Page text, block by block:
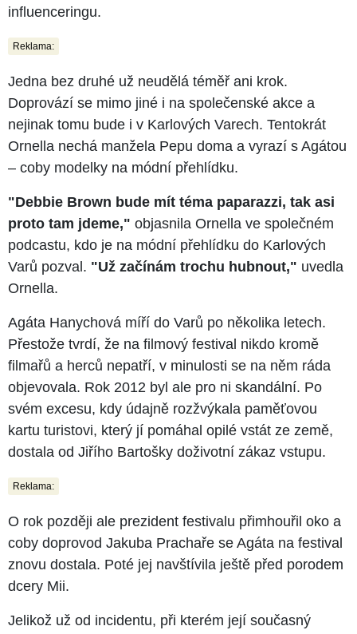
influenceringu.
Reklama:
Jedna bez druhé už neudělá téměř ani krok.
Doprovází se mimo jiné i na společenské akce a
nejinak tomu bude i v Karlových Varech. Tentokrát
Ornella nechá manžela Pepu doma a vyrazí s Agátou
–⁠⁠⁠⁠⁠⁠ coby modelky na módní přehlídku.
"Debbie Brown bude mít téma paparazzi, tak asi
proto tam jdeme," objasnila Ornella ve společném
podcastu, kdo je na módní přehlídku do Karlových
Varů pozval. "Už začínám trochu hubnout," uvedla
Ornella.
Agáta Hanychová míří do Varů po několika letech.
Přestože tvrdí, že na filmový festival nikdo kromě
filmařů a herců nepatří, v minulosti se na něm ráda
objevovala. Rok 2012 byl ale pro ni skandální. Po
svém excesu, kdy údajně rozžvýkala paměťovou
kartu turistovi, který jí pomáhal opilé vstát ze země,
dostala od Jiřího Bartošky doživotní zákaz vstupu.
Reklama:
O rok později ale prezident festivalu přimhouřil oko a
coby doprovod Jakuba Prachaře se Agáta na festival
znovu dostala. Poté jej navštívila ještě před porodem
dcery Mii.
Jelikož už od incidentu, při kterém její současný